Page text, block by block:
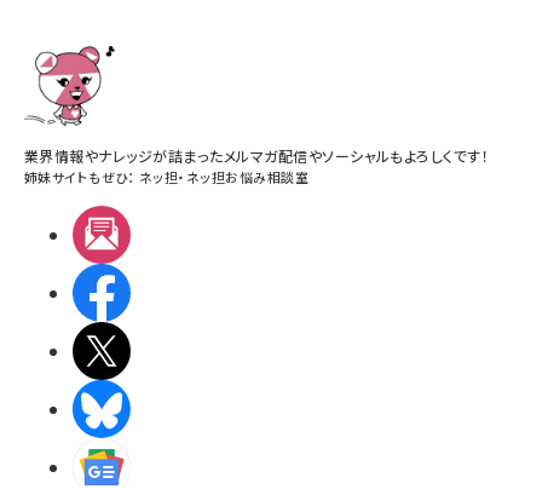
業界情報やナレッジが詰まったメルマガ配信やソーシャルもよろしくです！
姉妹サイトもぜひ： ネッ担・ ネッ担お悩み相談室